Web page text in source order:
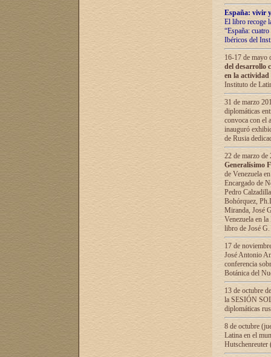
España: vivir
El libro recoge
“España:
Ibéricos del
16-17 de mayo
del desarrollo
en la
Instituto de
31 de marzo
diplomáticas
convoca con el
inauguró
de Rusia
22 de marzo
Generalísimo
de Venezuela
Encargado de
Pedro
Bohórquez,
Miranda, José
Venezuela en
libro de José
17 de
José Antonio
conferencia
Botánica del
13 de octubre
la SESIÓN
diplomáticas
8 de octubre
Latina en el